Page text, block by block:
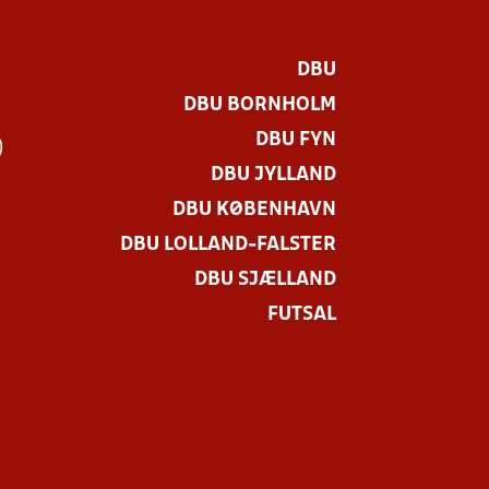
DBU
DBU BORNHOLM
DBU FYN
DBU JYLLAND
DBU KØBENHAVN
DBU LOLLAND-FALSTER
DBU SJÆLLAND
FUTSAL